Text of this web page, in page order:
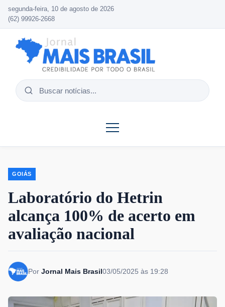
segunda-feira, 10 de agosto de 2026
(62) 99926-2668
Buscar
GOIÁS
Laboratório do Hetrin
alcança 100% de acerto em
avaliação nacional
Por Jornal Mais Brasil03/05/2025 às 19:28